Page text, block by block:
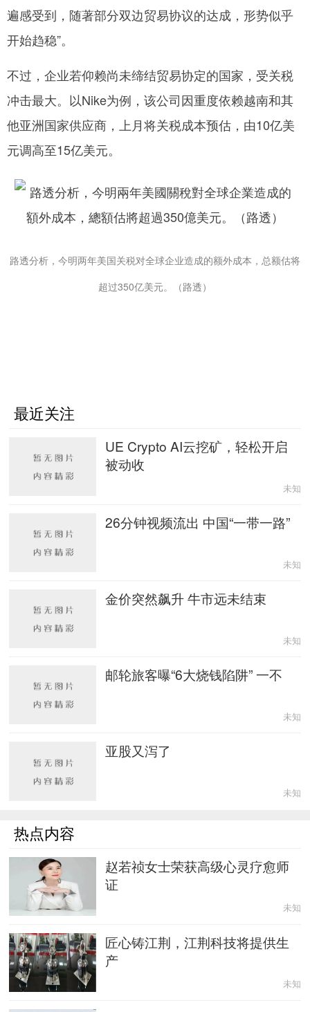
遍感受到，随著部分双边贸易协议的达成，形势似乎
开始趋稳”。
不过，企业若仰赖尚未缔结贸易协定的国家，受关税
冲击最大。以Nike为例，该公司因重度依赖越南和其
他亚洲国家供应商，上月将关税成本预估，由10亿美
元调高至15亿美元。
路透分析，今明两年美国关税对全球企业造成的额外成本，总额估将
超过350亿美元。（路透）
最近关注
UE Crypto AI云挖矿，轻松开启
被动收
未知
26分钟视频流出 中国“一带一路”
未知
金价突然飙升 牛市远未结束
未知
邮轮旅客曝“6大烧钱陷阱” 一不
未知
亚股又泻了
未知
热点内容
赵若祯女士荣获高级心灵疗愈师
证
未知
匠心铸江荆，江荆科技将提供生
产
未知